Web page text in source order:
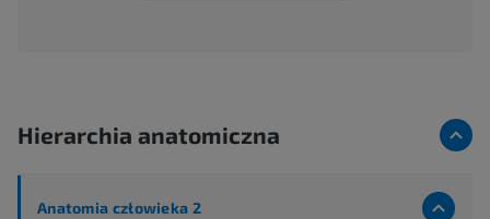
Hierarchia anatomiczna
Anatomia człowieka 2